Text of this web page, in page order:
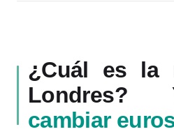
¿Cuál es la
cambiar